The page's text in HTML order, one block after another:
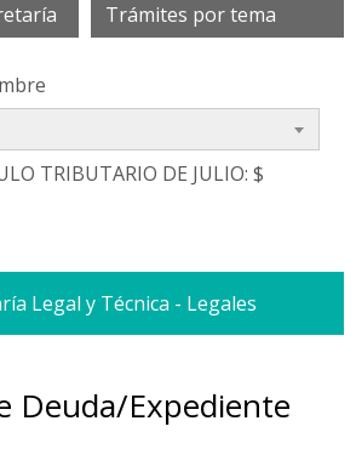
Trámites por tema
TRIBUTARIO DE JULIO: $
Legal y Técnica - Legales
Deuda/Expediente